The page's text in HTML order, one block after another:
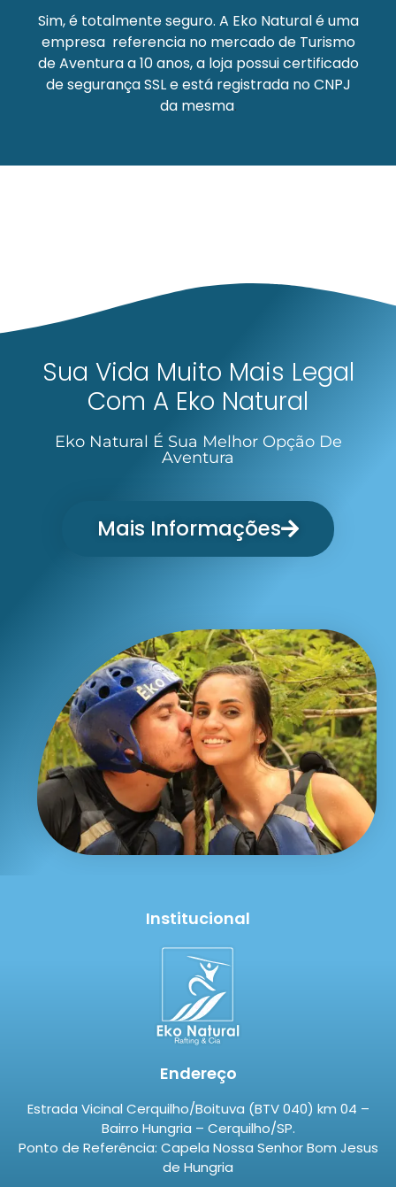
Sim, é totalmente seguro. A Eko Naturalé uma
empresa referencia no mercado de Turismo
de Aventura a 10 anos, a loja possui certificado
de segurança SSL e está registrada no CNPJ
da mesma.
Sua Vida Muito Mais Legal
Com A Eko Natural
Eko Natural É Sua Melhor Opção De
Aventura
Mais Informações
Institucional
Endereço
Estrada Vicinal Cerquilho/Boituva (BTV 040) km 04 –
Bairro Hungria – Cerquilho/SP.
Ponto de Referência: Capela Nossa Senhor Bom Jesus
de Hungria